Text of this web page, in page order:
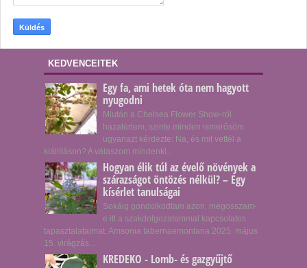
KEDVENCEITEK
Egy fa, ami hetek óta nem hagyott
nyugodni
Miután a Chelsea Flower Show-ról
hazatértem, szinte minden ismerősöm
ugyanazt kérdezte: Na, és mit vettél a
kiállításon? A válaszom mindenki...
Hogyan élik túl az évelő növények a
szárazságot öntözés nélkül? – Egy
kísérlet tanulságai
Sokáig gondolkodtam azon, megosszam-
e itt a szakdolgozatommal kapcsolatos
tapasztalataimat. Amsonia tabernaemontana 2025. május
15. virágzás...
KREDEKO - Lomb- és gazgyűjtő